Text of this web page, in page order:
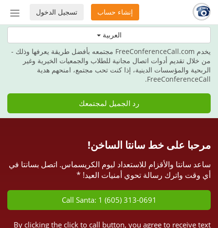
العربية
أو
تسجيل الدخول إنشاء حساب
هذه العطلة، امنح هدية الاتصالات.
يخدم FreeConferenceCall.com مجتمعه بأفضل طريقة يعرفها وذلك -
من خلال تقديم أدوات اتصال مجانية للطلاب والجمعيات الخيرية وغير
الربحية والمؤسسات الدينية، إذا كنت تحب مجتمع، امنحهم هدية
FreeConferenceCall.
رد الجميل لمجتمعك
مرحبا على خط سانتا الساخن!
ساعد سانتا والأقزام للاستعداد ليوم الكريسماس. اتصل بسانتا في
أي وقت واترك رسالة تحوي أمنيات العيد! *
Call Santa: 1 (605) 313-0691
By clicking the click to call button, you agree to receive text